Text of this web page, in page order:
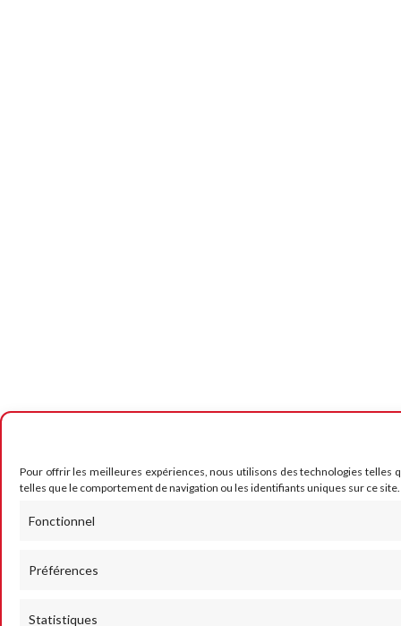
Pour offrir les meilleures expériences, nous utilisons des technologies telles
telles que le comportement de navigation ou les identifiants uniques sur ce
Fonctionnel
Préférences
Statistiques